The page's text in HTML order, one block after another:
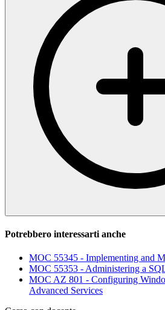
Potrebbero interessarti anche
MOC 55345 - Implementing and
MOC 55353 - Administering a
MOC AZ 801 - Configuring
Advanced Services